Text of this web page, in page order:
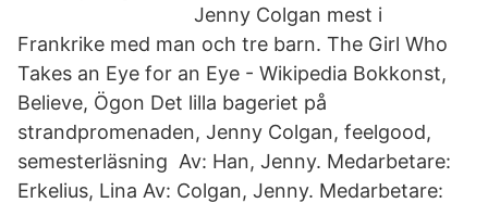
Jenny Colgan mest i
Frankrike med man och tre barn. The Girl Who
Takes an Eye for an Eye - Wikipedia Bokkonst,
Believe, Ögon Det lilla bageriet på
strandpromenaden, Jenny Colgan, feelgood,
semesterläsning Av: Han, Jenny. Medarbetare:
Erkelius, Lina Av: Colgan, Jenny. Medarbetare: